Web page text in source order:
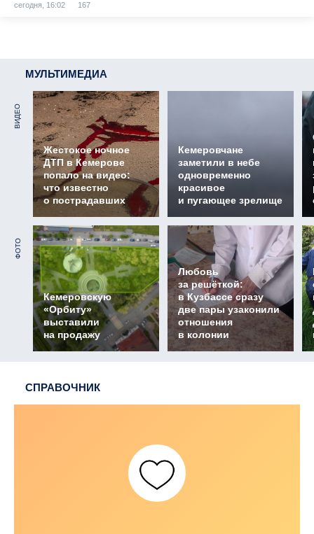
сегодня, 16:02 167
МУЛЬТИМЕДИА
ВИДЕО
Жестокое ночное
ДТП в Кемерове
попало на видео:
что известно
о пострадавших
Кемеровчане
заметили в небе
одновременно
красивое
и пугающее зрелище
ФОТО
Кемеровскую
«Орбиту»
выставили
на продажу
Любовь
за решёткой:
в Кузбассе сразу
две пары узаконили
отношения
в колонии
СПРАВОЧНИК